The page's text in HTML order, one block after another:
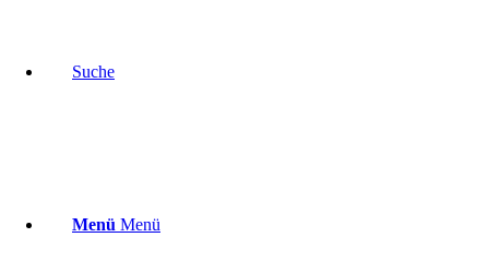
Suche
Menü Menü